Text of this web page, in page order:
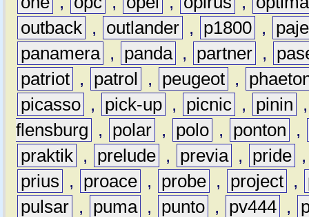
outback , outlander , p1800 ,
panamera , panda , partner ,
patriot , patrol , peugeot ,
picasso , pick-up , picnic , pinin
flensburg
, polar , polo , ponton
,
praktik , prelude , previa , pride
prius
, proace , probe , project ,
pulsar , puma , punto , pv444 ,